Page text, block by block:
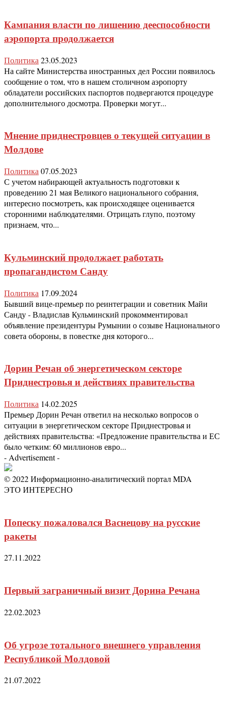
Кампания власти по лишению дееспособности
аэропорта продолжается
Политика 23.05.2023
На сайте Министерства иностранных дел России появилось
сообщение о том, что в нашем столичном аэропорту
обладатели российских паспортов подвергаются процедуре
дополнительного досмотра. Проверки могут...
Мнение приднестровцев о текущей ситуации в
Молдове
Политика 07.05.2023
С учетом набирающей актуальность подготовки к
проведению 21 мая Великого национального собрания,
интересно посмотреть, как происходящее оценивается
сторонними наблюдателями. Отрицать глупо, поэтому
признаем, что...
Кульминский продолжает работать
пропагандистом Санду
Политика 17.09.2024
Бывший вице-премьер по реинтеграции и советник Майи
Санду - Владислав Кульминский прокомментировал
объявление президентуры Румынии о созыве Национального
совета обороны, в повестке дня которого...
Дорин Речан об энергетическом секторе
Приднестровья и действиях правительства
Политика 14.02.2025
Премьер Дорин Речан ответил на несколько вопросов о
ситуации в энергетическом секторе Приднестровья и
действиях правительства: «Предложение правительства и ЕС
было четким: 60 миллионов евро...
- Advertisement -
© 2022 Информационно-аналитический портал MDA
ЭТО ИНТЕРЕСНО
Попеску пожаловался Васнецову на русские
ракеты
27.11.2022
Первый заграничный визит Дорина Речана
22.02.2023
Об угрозе тотального внешнего управления
Республикой Молдовой
21.07.2022